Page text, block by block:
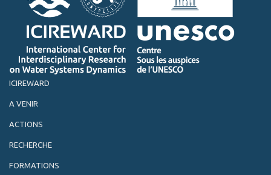
ICIREWARD
A VENIR
ACTIONS
RECHERCHE
FORMATIONS